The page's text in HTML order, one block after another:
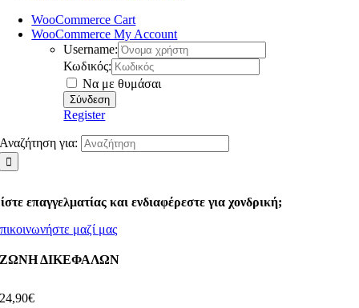
WooCommerce Cart
WooCommerce My Account
Username:
Κωδικός:
Να με θυμάσαι
Register
Αναζήτηση για:
επαγγελματίας και ενδιαφέρεστε για χονδρική;
μαζί μας
ΖΩΝΗ ΔΙΚΕΦΑΛΩΝ
24,90€